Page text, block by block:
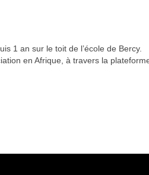
1 an sur le toit de l’école de Bercy.
en Afrique, à travers la